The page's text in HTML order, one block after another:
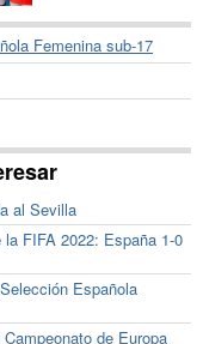
Femenina sub-17
al Sevilla
FIFA 2022: España 1-0
Española
de Europa